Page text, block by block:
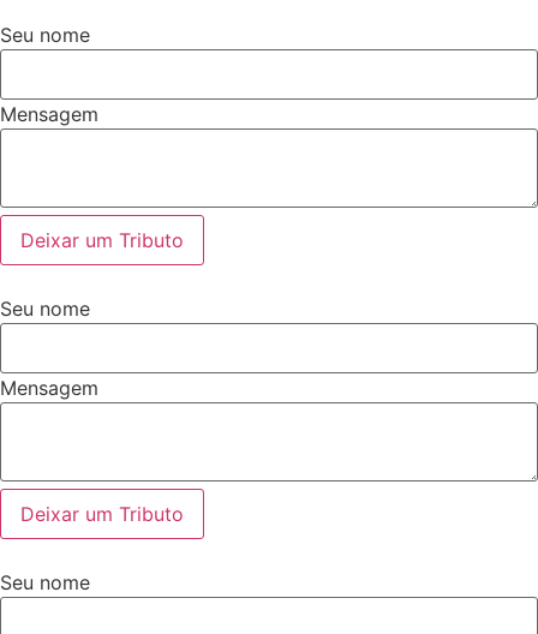
Seu nome
Mensagem
Deixar um Tributo
Seu nome
Mensagem
Deixar um Tributo
Seu nome